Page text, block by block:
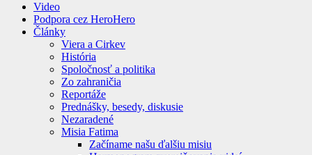
Video
Podpora cez HeroHero
Články
Viera a Cirkev
História
Spoločnosť a politika
Zo zahraničia
Reportáže
Prednášky, besedy, diskusie
Nezaradené
Misia Fatima
Začíname našu ďalšiu misiu